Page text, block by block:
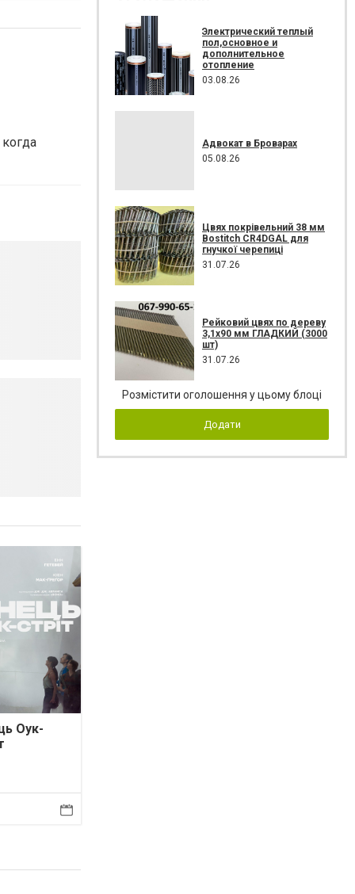
Оук-
Электрический теплый
пол,основное и
дополнительное
отопление
03.08.26
Адвокат в Броварах
05.08.26
Цвях покрівельний 38 мм
Bostitch CR4DGAL для
гнучкої черепиці
31.07.26
Рейковий цвях по дереву
3,1х90 мм ГЛАДКИЙ (3000
шт)
31.07.26
Розмістити оголошення у цьому блоці
Додати